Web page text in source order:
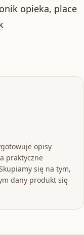
opieka, place
opisy
praktyczne
się na tym,
dany produkt się